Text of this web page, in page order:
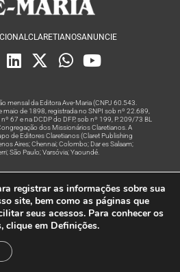
CLARETIANOSANUNCIE
mensal da Editora Ave-Maria (CNPJ 60.543.
de 1898, registrada no SNPI sob nº 22.689,
67 e na DCDP do DFP, sob nº 199, P. 209/73 BL
dos Missionários Claretianos. A
de Editores Claretianos (Claret Publishing
Aires; Chennai; Colombo; Dar es Salaam;
São Paulo; Varsóvia; Yaoundé.
Rede
registrar as informações sobre sua
site, bem como as páginas que
seus acessos. Para conhecer os
clique em Definições.